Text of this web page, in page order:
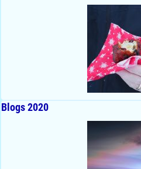
Blogs 2020